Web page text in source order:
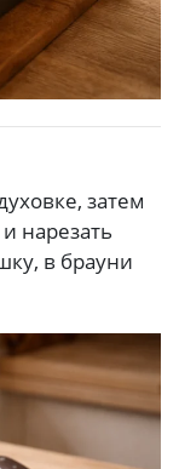
затем
нарезать
в брауни